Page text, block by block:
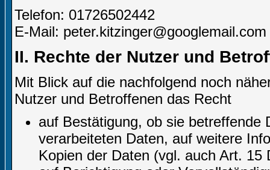
Telefon: 01726502442
E-Mail: peter.kitzinger@googlemail.com
II. Rechte der Nutzer und
Mit Blick auf die nachfolgend noch
Nutzer und Betroffenen das Recht
auf Bestätigung, ob sie betreffende
verarbeiteten Daten, auf weitere
Kopien der Daten (vgl. auch Art. 15